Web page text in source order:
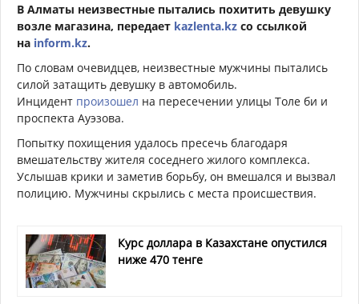
В Алматы неизвестные пытались похитить девушку
возле магазина, передает kazlenta.kz со ссылкой
на inform.kz.
По словам очевидцев, неизвестные мужчины пытались
силой затащить девушку в автомобиль.
Инцидент произошел на пересечении улицы Толе би и
проспекта Ауэзова.
Попытку похищения удалось пресечь благодаря
вмешательству жителя соседнего жилого комплекса.
Услышав крики и заметив борьбу, он вмешался и вызвал
полицию. Мужчины скрылись с места происшествия.
Курс доллара в Казахстане опустился
ниже 470 тенге